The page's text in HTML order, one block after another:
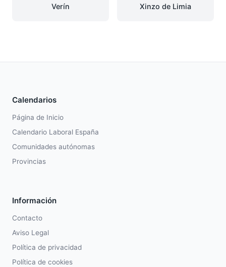
Verín Xinzo de Limia
Calendarios
Página de Inicio
Calendario Laboral España
Comunidades autónomas
Provincias
Información
Contacto
Aviso Legal
Política de privacidad
Política de cookies